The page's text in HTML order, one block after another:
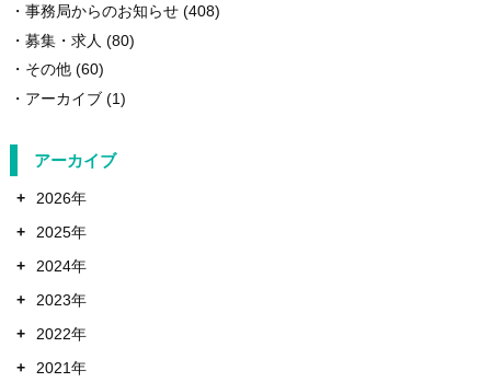
事務局からのお知らせ(408)
募集・求人 (80)
その他(60)
アーカイブ(1)
アーカイブ
+
2026年
+
2025年
+
2024年
+
2023年
+
2022年
+
2021年